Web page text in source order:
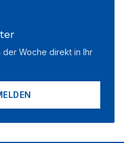
Woche direkt in Ihr